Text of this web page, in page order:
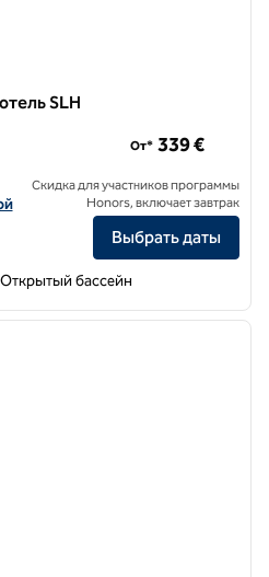
SLH
отеле DeLight Boutique Hotel, a
От* 339 €
Скидка для участников программы
Honors, включает завтрак
Выбрать даты
Открытый бассейн